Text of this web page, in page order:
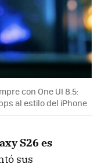
con One UI 8.5:
al estilo del iPhone
S26 es
sus